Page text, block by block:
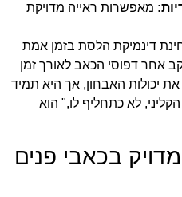
מאפשרות ראייה מדויקת
דינמיקת הלסת בזמן אמת
אחר דפוסי הכאב לאורך זמן
את יכולות האבחון, אך היא תמיד
לא כתחליף לו," הוא
בכאבי פנים